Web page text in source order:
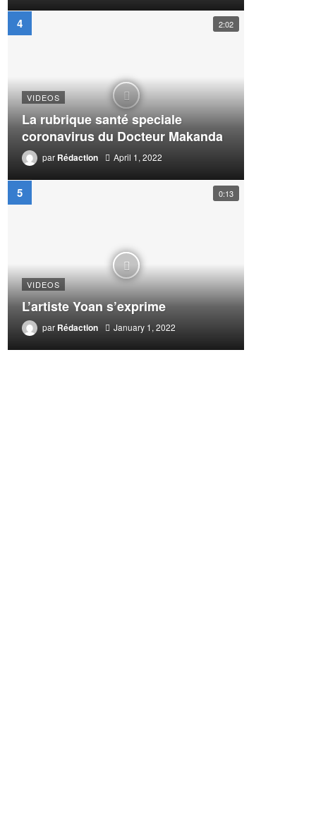
2:02
VIDEOS
La rubrique santé speciale
coronavirus du Docteur Makanda
par Rédaction April 1, 2022
0:13
VIDEOS
L’artiste Yoan s’exprime
par Rédaction January 1, 2022